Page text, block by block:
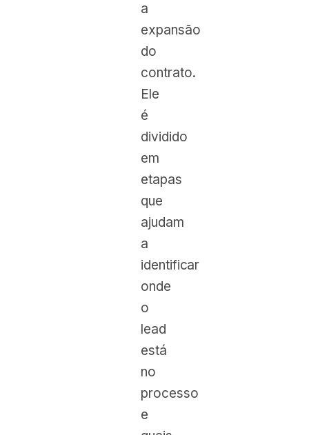
a
expansão
do
contrato.
Ele
é
dividido
em
etapas
que
ajudam
a
identificar
onde
o
lead
está
no
processo
e